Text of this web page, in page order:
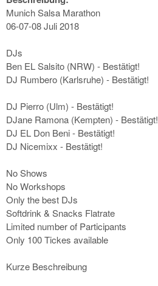
Munich Salsa Marathon
06-07-08 Juli 2018
DJs
Ben EL Salsito (NRW) - Bestätigt!
DJ Rumbero (Karlsruhe) - Bestätigt!
DJ Pierro (Ulm) - Bestätigt!
DJane Ramona (Kempten) - Bestätigt!
DJ EL Don Beni - Bestätigt!
DJ Nicemixx - Bestätigt!
No Shows
No Workshops
Only the best DJs
Softdrink & Snacks Flatrate
Limited number of Participants
Only 100 Tickes available
Kurze Beschreibung